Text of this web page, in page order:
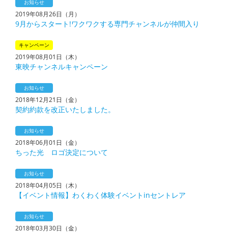
お知らせ
2019年08月26日（月）
9月からスタート!ワクワクする専門チャンネルが仲間入り
キャンペーン
2019年08月01日（木）
東映チャンネルキャンペーン
お知らせ
2018年12月21日（金）
契約約款を改正いたしました。
お知らせ
2018年06月01日（金）
ちった光 ロゴ決定について
お知らせ
2018年04月05日（木）
【イベント情報】わくわく体験イベントinセントレア
お知らせ
2018年03月30日（金）